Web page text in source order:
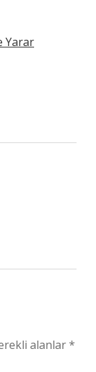
Yarar
alanlar*